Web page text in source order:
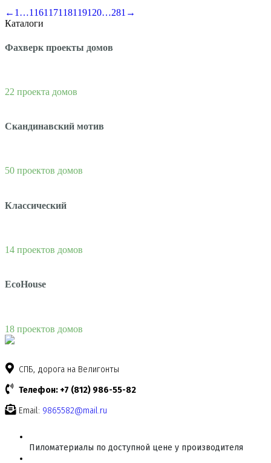
← 1 …116117118119120…281 →
Каталоги
Фахверк проекты домов
22 проекта домов
Скандинавский мотив
50 проектов домов
Классический
14 проектов домов
EcoHouse
18 проектов домов
СПБ, дорога на Велигонты
Телефон: +7 (812) 986-55-82
Email: 9865582@mail.ru
Пиломатериалы по доступной цене у производителя